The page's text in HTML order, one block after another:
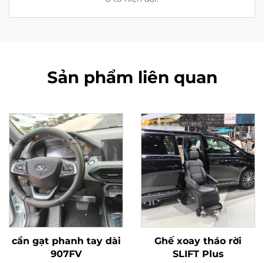
Sản phẩm liên quan
cần gạt phanh tay dài
907FV
Ghế xoay tháo rời
SLIFT Plus